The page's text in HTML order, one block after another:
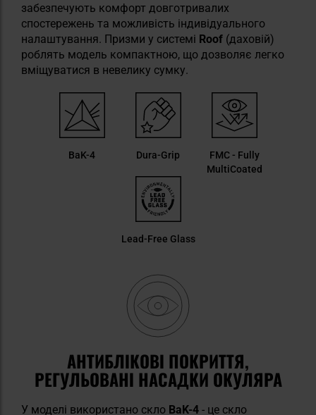
забезпечують комфорт довготривалих
спостережень та можливість індивідуального
налаштування. Призми у системі Roof (даховій)
роблять модель компактною, що дозволяє легко
вміщуватися в невелику сумку.
BaK-4 Dura-Grip
FMC - Fully
MultiCoated
Lead-Free Glass
АНТИБЛІКОВІ ПОКРИТТЯ,
РЕГУЛЬОВАНІ НАСАДКИ ОКУЛЯРА
У моделі використано скло BaK-4 - це скло